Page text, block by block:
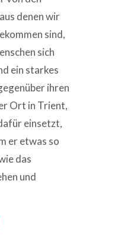
denen wir
sind,
sich
ein starkes
ihren
Ort in Trient,
einsetzt,
er etwas so
das
und